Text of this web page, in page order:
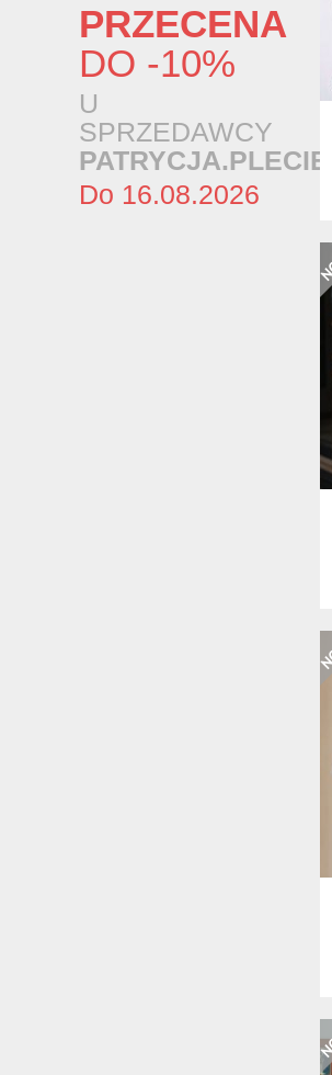
PRZECENA
DO -10%
U
SPRZEDAWCY
PATRYCJA.PLECIE
Do 16.08.2026